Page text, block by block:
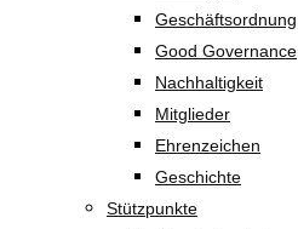
Geschäftsordnung
Good Governance
Nachhaltigkeit
Mitglieder
Ehrenzeichen
Geschichte
Stützpunkte